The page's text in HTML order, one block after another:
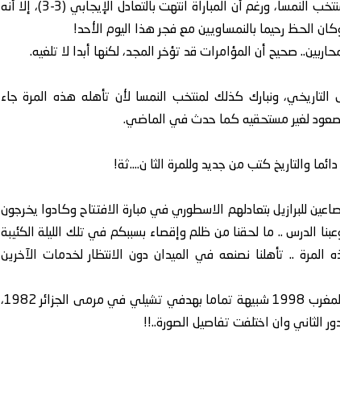
المرة على حساب أحد أطراف "مباراة العار" منتخب النمسا، ورغم أن المباراة انتهت بالتعادل الإيجابي (3-3)، إلا أنه
الحظ رحيما بالنمساويين مع فجر هذا اليوم الأحد!
التاريخي، ونبارك كذلك لمنتخب النمسا لأن تأهله هذه المرة جاء
لغير مستحقيه كما حدث في الماضي.
والتاريخ كتب من جديد وللمرة الثا ن....ثة!
للبرازيل بتعادلهم الاسطوري في مبارة الافتتاح وكادوا يخرجون
الدرس .. ما لحقنا من ظلم وإقصاء بسببكم في تلك الليلة الكئيبة
هذه المرة .. تأهلنا نصنعه في الميدان دون الانتظار لخدمات الآخرين
على فكرة كارثة هدفي النرويج في مرمى المغرب 1998 شبيهة تماما بهدفي تشيلي في مرمى الجزائر 1982،
الثاني وان اختلفت تفاصيل الصورة..!!